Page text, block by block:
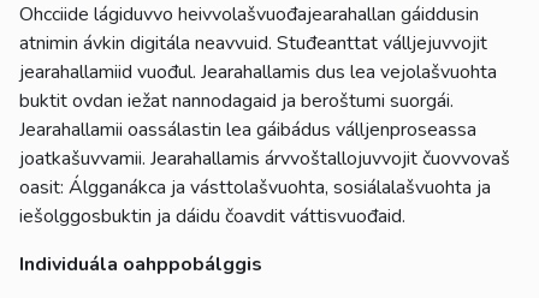
Ohcciide lágiduvvo heivvolašvuođajearahallan gáiddusin
atnimin ávkin digitála neavvuid. Stuđeanttat válljejuvvojit
jearahallamiid vuođul. Jearahallamis dus lea vejolašvuohta
buktit ovdan iežat nannodagaid ja beroštumi suorgái.
Jearahallamii oassálastin lea gáibádus válljenproseassa
joatkašuvvamii. Jearahallamis árvvoštallojuvvojit čuovvovaš
oasit: Álgganákca ja vásttolašvuohta, sosiálalašvuohta ja
iešolggosbuktin ja dáidu čoavdit váttisvuođaid.
Individuála oahppobálggis